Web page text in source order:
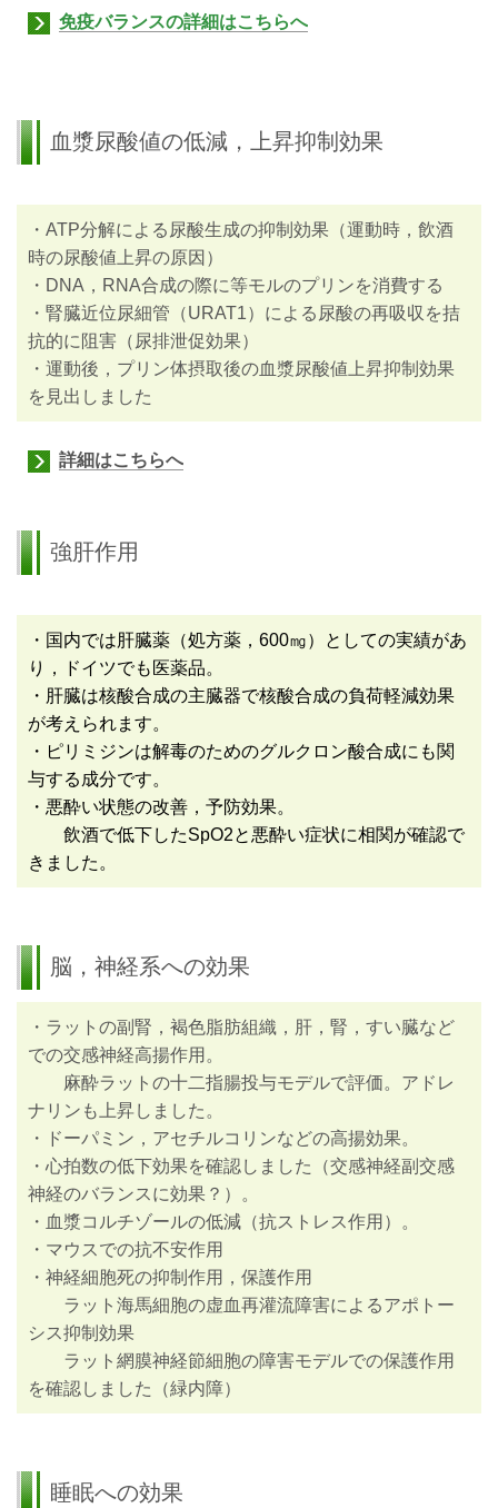
免疫バランスの詳細はこちらへ
血漿尿酸値の低減，上昇抑制効果
・ATP分解による尿酸生成の抑制効果（運動時，飲酒
時の尿酸値上昇の原因）
・DNA，RNA合成の際に等モルのプリンを消費する
・腎臓近位尿細管（URAT1）による尿酸の再吸収を拮
抗的に阻害（尿排泄促効果）
・運動後，プリン体摂取後の血漿尿酸値上昇抑制効果
を見出しました
詳細はこちらへ
強肝作用
・国内では肝臓薬（処方薬， 600㎎）としての実績があ
り，ドイツでも医薬品。
・ 肝臓は核酸合成の主臓器で核酸合成の負荷軽減効果
が考えられます。
・ ピリミジンは解毒のためのグルクロン酸合成にも関
与する成分です。
・悪酔い状態の改善，予防効果。
飲酒で低下したSpO2と悪酔い症状に相関が確認で
きました。
脳，神経系への効果
・ラットの副腎，褐色脂肪組織，肝，腎，すい臓など
での交感神経高揚作用。
麻酔ラットの十二指腸投与モデルで評価。アドレ
ナリンも上昇しました。
・ドーパミン，アセチルコリンなどの高揚効果。
・心拍数の低下効果を確認しました（交感神経副交感
神経のバランスに効果？）。
・血漿コルチゾールの低減（抗ストレス作用）。
・マウスでの抗不安作用
・神経細胞死の抑制作用，保護作用
ラット海馬細胞の虚血再灌流障害によるアポトー
シス抑制効果
ラット網膜神経節細胞の障害モデルでの保護作用
を確認しました（緑内障）
睡眠への効果